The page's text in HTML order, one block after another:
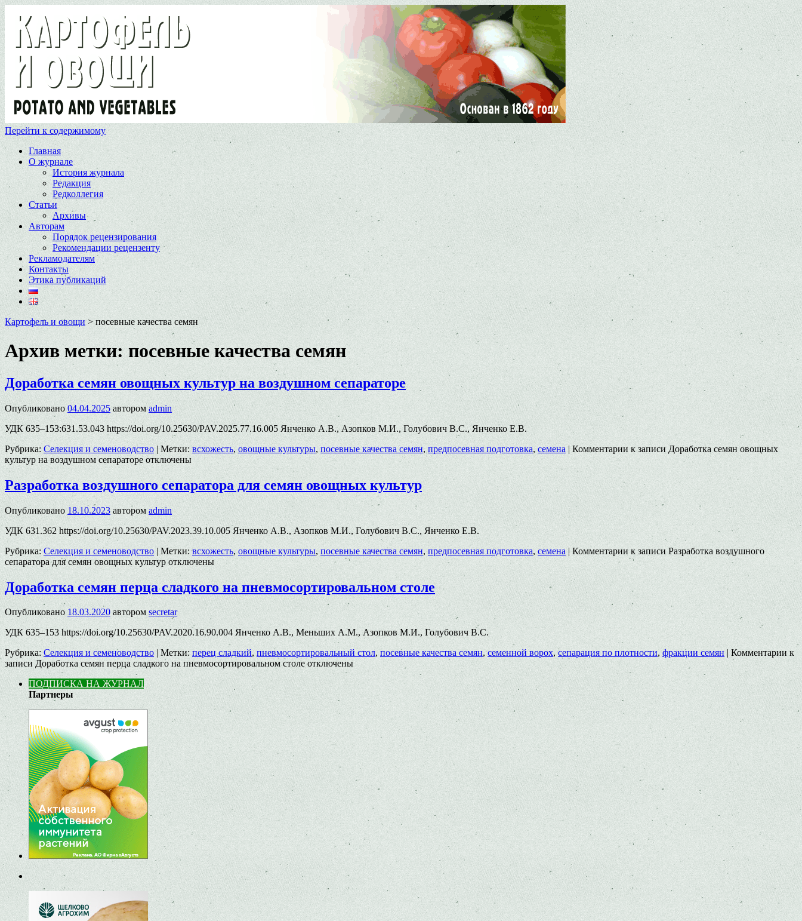
Перейти к содержимому
Главная
О журнале
История журнала
Редакция
Редколлегия
Статьи
Архивы
Авторам
Порядок рецензирования
Рекомендации рецензенту
Рекламодателям
Контакты
Этика публикаций
Картофель и овощи > посевные качества семян
Архив метки: посевные качества семян
Доработка семян овощных культур на воздушном сепараторе
Опубликовано 04.04.2025 автором admin
УДК 635–153:631.53.043 https://doi.org/10.25630/PAV.2025.77.16.005 Янченко А.В., Азопков М.И., Голубович В.С., Янченко Е.В.
Рубрика: Селекция и семеноводство | Метки: всхожесть, овощные культуры, посевные качества семян, предпосевная подготовка,семена | Комментарии к записи Доработка семян овощных
культур на воздушном сепаратореотключены
Разработка воздушного сепаратора для семян овощных культур
Опубликовано 18.10.2023 автором admin
УДК 631.362 https://doi.org/10.25630/PAV.2023.39.10.005 Янченко А.В., Азопков М.И., Голубович В.С., Янченко Е.В.
Рубрика: Селекция и семеноводство | Метки: всхожесть, овощные культуры,посевные качества семян, предпосевная подготовка, семена | Комментариик записи Разработка воздушного
сепаратора для семян овощных культур отключены
Доработка семян перца сладкого на пневмосортировальном столе
Опубликовано 18.03.2020 автором secretar
УДК 635–153 https://doi.org/10.25630/PAV.2020.16.90.004 Янченко А.В., Меньших А.М., Азопков М.И., Голубович В.С.
Рубрика: Селекция и семеноводство | Метки: перец сладкий, пневмосортировальный стол, посевные качества семян,семенной ворох,сепарация по плотности, фракции семян | Комментарии к
записи Доработка семян перца сладкого на пневмосортировальном столе отключены
ПОДПИСКА НА ЖУРНАЛ
Партнеры